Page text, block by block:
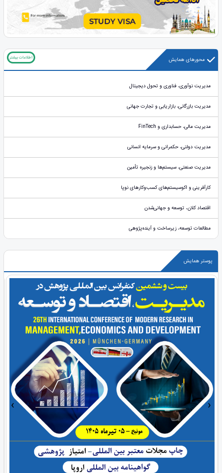
محورهای همایش اطلاعات بیشتر
مدیریت نوآوری، فناوری و تحول دیجیتال
مدیریت بازرگانی، بازاریابی و تجارت جهانی
مدیریت مالی، حسابداری و FinTech
مدیریت دولتی، حکمرانی و سرمایه انسانی
مدیریت صنعتی، سیستم‌ها و زنجیره تأمین
کارآفرینی و اکوسیستم‌های کسب‌وکارهای نوپا
اقتصاد کلان، توسعه و جهانی‌شدن
مطالعات توسعه، زیرساخت و آینده‌پژوهی
پوستر همایش
› ‹